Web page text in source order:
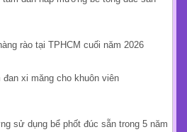
rào tại TPHCM cuối năm 2026
xi măng cho khuôn viên
sử dụng bể phốt đúc sẵn trong 5 năm